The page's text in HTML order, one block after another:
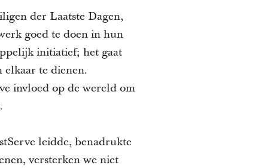
der Laatste Dagen,
goed te doen in hun
initiatief; het gaat
elkaar te dienen.
invloed op de wereld om
leidde, benadrukte
versterken we niet